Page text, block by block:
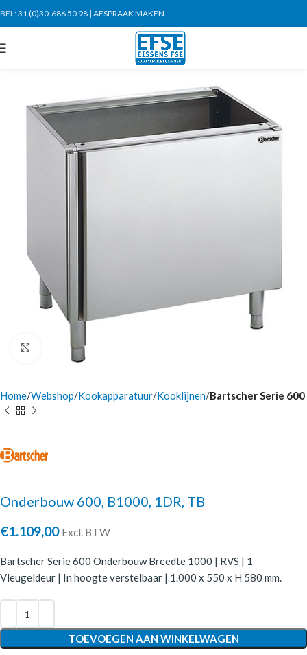
BEL:31 (0)30-686 50 98 | AFSPRAAK MAKEN
Click to enlarge
Home Webshop Kookapparatuur Kooklijnen Bartscher Serie 600
Onderbouw 600, B1000, 1DR, TB
€1.109,00 Excl. BTW
Bartscher Serie 600 Onderbouw Breedte 1000 | RVS | 1
Vleugeldeur | In hoogte verstelbaar | 1.000 x 550 x H 580 mm.
TOEVOEGEN AAN WINKELWAGEN